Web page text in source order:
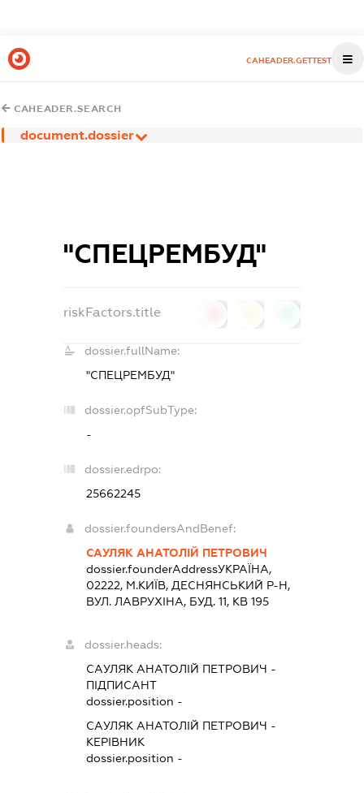
CAHEADER.GETTEST
CAHEADER.SEARCH
document.dossier
"СПЕЦРЕМБУД"
riskFactors.title
dossier.fullName:
"СПЕЦРЕМБУД"
dossier.opfSubType:
-
dossier.edrpo:
25662245
dossier.foundersAndBenef:
САУЛЯК АНАТОЛІЙ ПЕТРОВИЧ
dossier.founderAddressУКРАЇНА,
02222, М.КИЇВ, ДЕСНЯНСЬКИЙ Р-Н,
ВУЛ. ЛАВРУХІНА, БУД. 11, КВ 195
dossier.heads:
САУЛЯК АНАТОЛІЙ ПЕТРОВИЧ -
ПІДПИСАНТ
dossier.position -
САУЛЯК АНАТОЛІЙ ПЕТРОВИЧ -
КЕРІВНИК
dossier.position -